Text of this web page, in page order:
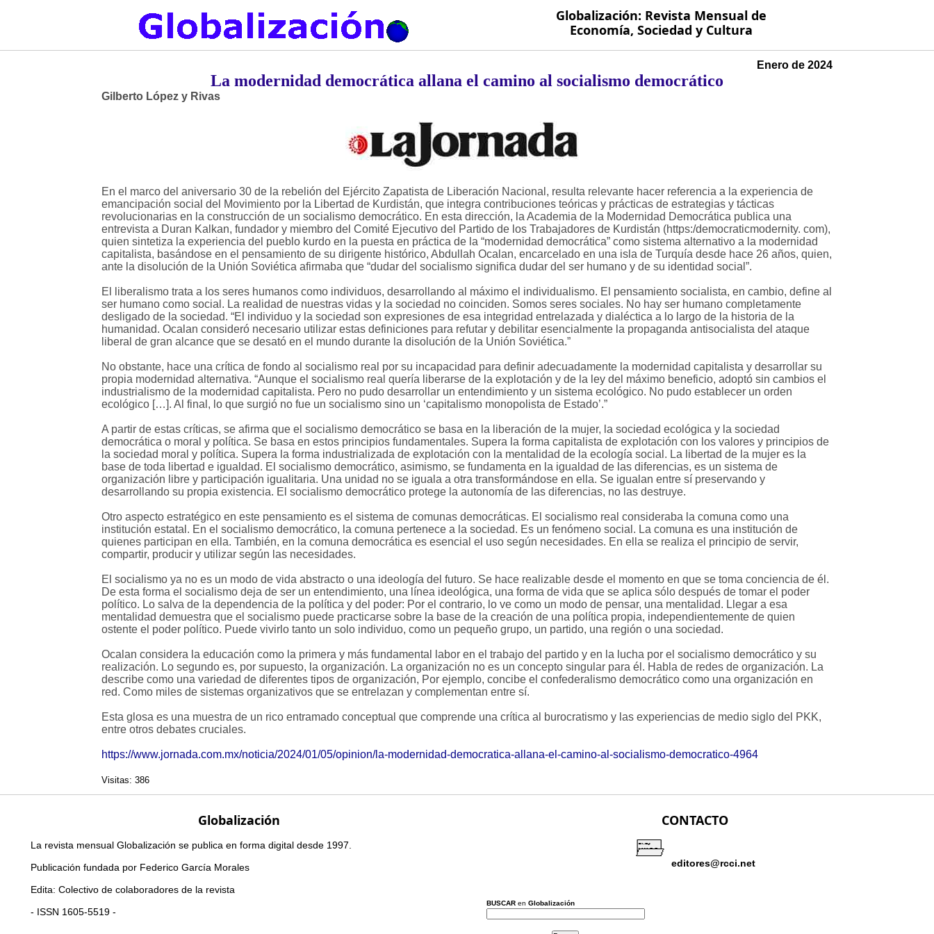
Globalización: Revista Mensual de
Economía, Sociedad y Cultura
Enero de 2024
La modernidad democrática allana el camino al socialismo democrático
Gilberto López y Rivas
En el marco del aniversario 30 de la rebelión del Ejército Zapatista de Liberación Nacional, resulta relevante hacer referencia a la experiencia de
emancipación social del Movimiento por la Libertad de Kurdistán, que integra contribuciones teóricas y prácticas de estrategias y tácticas
revolucionarias en la construcción de un socialismo democrático. En esta dirección, la Academia de la Modernidad Democrática publica una
entrevista a Duran Kalkan, fundador y miembro del Comité Ejecutivo del Partido de los Trabajadores de Kurdistán (https:/democraticmodernity. com),
quien sintetiza la experiencia del pueblo kurdo en la puesta en práctica de la “modernidad democrática” como sistema alternativo a la modernidad
capitalista, basándose en el pensamiento de su dirigente histórico, Abdullah Ocalan, encarcelado en una isla de Turquía desde hace 26 años, quien,
ante la disolución de la Unión Soviética afirmaba que “dudar del socialismo significa dudar del ser humano y de su identidad social”.
El liberalismo trata a los seres humanos como individuos, desarrollando al máximo el individualismo. El pensamiento socialista, en cambio, define al
ser humano como social. La realidad de nuestras vidas y la sociedad no coinciden. Somos seres sociales. No hay ser humano completamente
desligado de la sociedad. “El individuo y la sociedad son expresiones de esa integridad entrelazada y dialéctica a lo largo de la historia de la
humanidad. Ocalan consideró necesario utilizar estas definiciones para refutar y debilitar esencialmente la propaganda antisocialista del ataque
liberal de gran alcance que se desató en el mundo durante la disolución de la Unión Soviética.”
No obstante, hace una crítica de fondo al socialismo real por su incapacidad para definir adecuadamente la modernidad capitalista y desarrollar su
propia modernidad alternativa. “Aunque el socialismo real quería liberarse de la explotación y de la ley del máximo beneficio, adoptó sin cambios el
industrialismo de la modernidad capitalista. Pero no pudo desarrollar un entendimiento y un sistema ecológico. No pudo establecer un orden
ecológico […]. Al final, lo que surgió no fue un socialismo sino un ‘capitalismo monopolista de Estado’.”
A partir de estas críticas, se afirma que el socialismo democrático se basa en la liberación de la mujer, la sociedad ecológica y la sociedad
democrática o moral y política. Se basa en estos principios fundamentales. Supera la forma capitalista de explotación con los valores y principios de
la sociedad moral y política. Supera la forma industrializada de explotación con la mentalidad de la ecología social. La libertad de la mujer es la
base de toda libertad e igualdad. El socialismo democrático, asimismo, se fundamenta en la igualdad de las diferencias, es un sistema de
organización libre y participación igualitaria. Una unidad no se iguala a otra transformándose en ella. Se igualan entre sí preservando y
desarrollando su propia existencia. El socialismo democrático protege la autonomía de las diferencias, no las destruye.
Otro aspecto estratégico en este pensamiento es el sistema de comunas democráticas. El socialismo real consideraba la comuna como una
institución estatal. En el socialismo democrático, la comuna pertenece a la sociedad. Es un fenómeno social. La comuna es una institución de
quienes participan en ella. También, en la comuna democrática es esencial el uso según necesidades. En ella se realiza el principio de servir,
compartir, producir y utilizar según las necesidades.
El socialismo ya no es un modo de vida abstracto o una ideología del futuro. Se hace realizable desde el momento en que se toma conciencia de él.
De esta forma el socialismo deja de ser un entendimiento, una línea ideológica, una forma de vida que se aplica sólo después de tomar el poder
político. Lo salva de la dependencia de la política y del poder: Por el contrario, lo ve como un modo de pensar, una mentalidad. Llegar a esa
mentalidad demuestra que el socialismo puede practicarse sobre la base de la creación de una política propia, independientemente de quien
ostente el poder político. Puede vivirlo tanto un solo individuo, como un pequeño grupo, un partido, una región o una sociedad.
Ocalan considera la educación como la primera y más fundamental labor en el trabajo del partido y en la lucha por el socialismo democrático y su
realización. Lo segundo es, por supuesto, la organización. La organización no es un concepto singular para él. Habla de redes de organización. La
describe como una variedad de diferentes tipos de organización, Por ejemplo, concibe el confederalismo democrático como una organización en
red. Como miles de sistemas organizativos que se entrelazan y complementan entre sí.
Esta glosa es una muestra de un rico entramado conceptual que comprende una crítica al burocratismo y las experiencias de medio siglo del PKK,
entre otros debates cruciales.
https://www.jornada.com.mx/noticia/2024/01/05/opinion/la-modernidad-democratica-allana-el-camino-al-socialismo-democratico-4964
Visitas: 386
Globalización
La revista mensual Globalización se publica en forma digital desde 1997.
Publicación fundada por Federico García Morales
Edita: Colectivo de colaboradores de la revista
- ISSN 1605-5519 -
CONTACTO
editores@rcci.net
BUSCARen Globalización